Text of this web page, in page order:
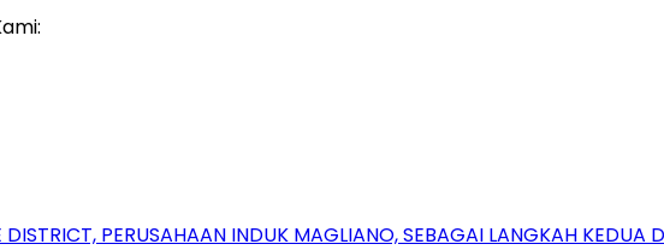
PERUSAHAAN INDUK MAGLIANO, SEBAGAI LANGKAH KEDUA